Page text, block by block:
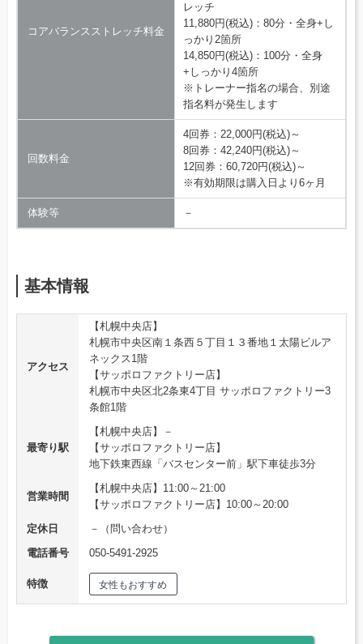
コアバランスストレッチ料金
レッチ
11,880円(税込)：80分・全身+し
っかり2箇所
14,850円(税込)：100分・全身
+しっかり4箇所
※トレーナー指名の場合、別途
指名料が発生します
回数料金
4回券：22,000円(税込)～
8回券：42,240円(税込)～
12回券：60,720円(税込)～
※有効期限は購入日より6ヶ月
体験等 －
基本情報
アクセス
【札幌中央店】
札幌市中央区南１条西５丁目１３番地１太陽ビルア
ネックス1階
【サッポロファクトリー店】
札幌市中央区北2条東4丁目 サッポロファクトリー3
条館1階
最寄り駅
【札幌中央店】－
【サッポロファクトリー店】
地下鉄東西線「バスセンター前」駅下車徒歩3分
営業時間
【札幌中央店】11:00～21:00
【サッポロファクトリー店】10:00～20:00
定休日
－（問い合わせ）
電話番号
050-5491-2925
特徴 女性もおすすめ